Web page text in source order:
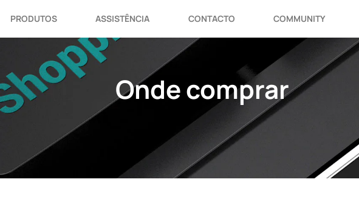
PRODUTOS ASSISTÊNCIA CONTACTO COMMUNITY
Onde comprar